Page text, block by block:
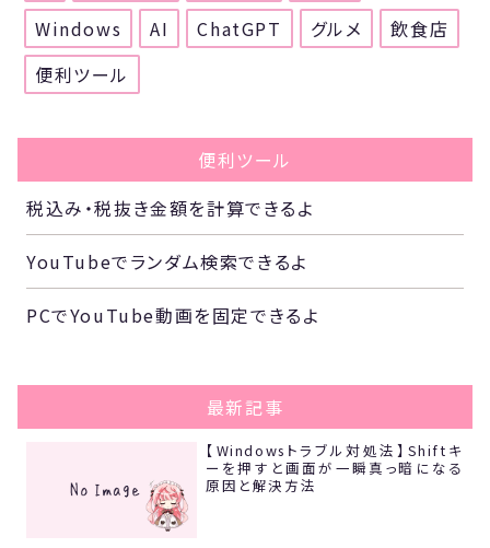
Windows
AI ChatGPT グルメ
飲食店
便利ツール
便利ツール
税込み・税抜き金額を計算できるよ
YouTubeでランダム検索できるよ
PCでYouTube動画を固定できるよ
最新記事
【Windowsトラブル対処法】Shiftキ
ーを押すと画面が一瞬真っ暗になる
原因と解決方法